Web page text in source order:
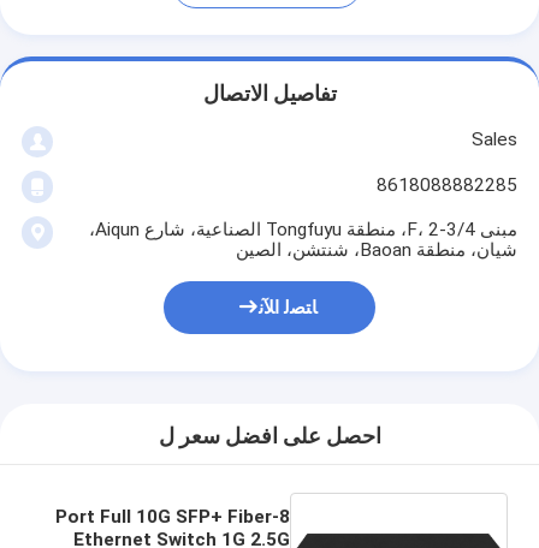
تفاصيل الاتصال
Sales
8618088882285
مبنى 4/F، 2-3، منطقة Tongfuyu الصناعية، شارع Aiqun،
شيان، منطقة Baoan، شنتشن، الصين
ﺎﺘﺼﻟ ﺍﻶﻧ
احصل على افضل سعر ل
8-Port Full 10G SFP+ Fiber
Ethernet Switch 1G 2.5G